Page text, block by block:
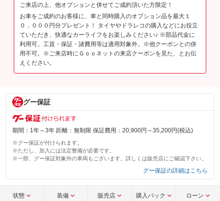
ご来店の上、他オプションと併せてご成約頂いた方限定！
お車をご成約のお客様に、車と同時購入のオプション品を最大１
０，０００円分プレゼント！ タイヤやドラレコの購入などにお役立
ていただき、快適なカーライフをお楽しみください♪ ※部品代金に
利用可。工賃・保証・諸費用等は適用対象外。※他クーポンとの併
用不可。※ご来店時にＧｏｏネットの来店クーポンを見た、とお伝
えください。
グー保証
期間：1年～3年 距離：無制限 保証費用：20,900円～35,200円(税込)
※グー保証が付けられます。
※ただし、加入には法定整備が必要です。
※一部、グー保証対象外の車両もございます。詳しくは販売店にご確認下さい。
グー保証の詳細はこちら
状態 装備 販売店 購入パック ローン